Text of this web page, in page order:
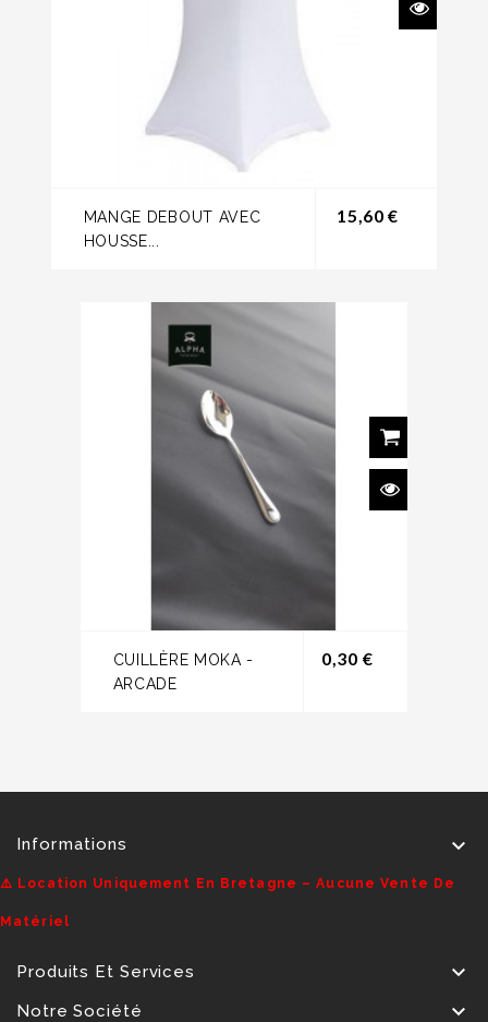
MANGE DEBOUT AVEC
HOUSSE...
15,60 €
CUILLÈRE MOKA -
ARCADE
0,30 €Prix
Informations 
⚠️ Location Uniquement En Bretagne – Aucune Vente De
Matériel
Produits Et Services 
Notre Société 